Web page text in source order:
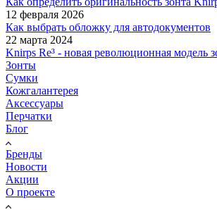
12 февраля 2026
Как выбрать обложку для автодокументов
22 марта 2024
Knirps Re³ - новая революционная модель
Зонты
Сумки
Кожгалантерея
Аксессуары
Перчатки
Блог
Бренды
Новости
Акции
О проекте